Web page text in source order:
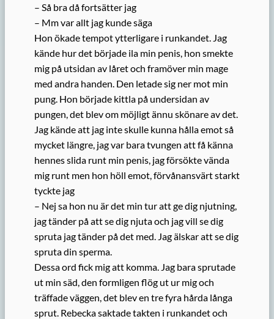
– Så bra då fortsätter jag
– Mm var allt jag kunde säga
Hon ökade tempot ytterligare i runkandet. Jag
kände hur det började ila min penis, hon smekte
mig på utsidan av låret och framöver min mage
med andra handen. Den letade sig ner mot min
pung. Hon började kittla på undersidan av
pungen, det blev om möjligt ännu skönare av det.
Jag kände att jag inte skulle kunna hålla emot så
mycket längre, jag var bara tvungen att få känna
hennes slida runt min penis, jag försökte vända
mig runt men hon höll emot, förvånansvärt starkt
tyckte jag
– Nej sa hon nu är det min tur att ge dig njutning,
jag tänder på att se dig njuta och jag vill se dig
spruta jag tänder på det med. Jag älskar att se dig
spruta din sperma.
Dessa ord fick mig att komma. Jag bara sprutade
ut min säd, den formligen flög ut ur mig och
träffade väggen, det blev en tre fyra hårda långa
sprut. Rebecka saktade takten i runkandet och